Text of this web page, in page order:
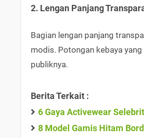
2. Lengan Panjang
Bagian lengan panjang
modis. Potongan kebaya
publiknya.
Berita Terkait :
6 Gaya Activewear
8 Model Gamis Hitam